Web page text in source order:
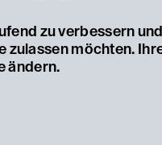
zu verbessern und
zulassen möchten.
ändern.
Slowenien, der
Festival in
2007) und zog
des